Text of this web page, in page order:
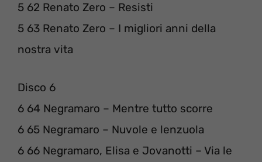
5 62 Renato Zero – Resisti
5 63 Renato Zero – I migliori anni della
nostra vita
Disco 6
6 64 Negramaro – Mentre tutto scorre
6 65 Negramaro – Nuvole e lenzuola
6 66 Negramaro, Elisa e Jovanotti – Via le